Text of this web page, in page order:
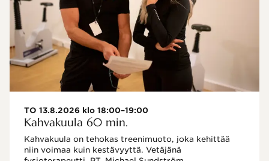
TO 13.8.2026 klo 18:00–19:00
Kahvakuula 60 min.
Kahvakuula on tehokas treenimuoto, joka kehittää
niin voimaa kuin kestävyyttä. Vetäjänä